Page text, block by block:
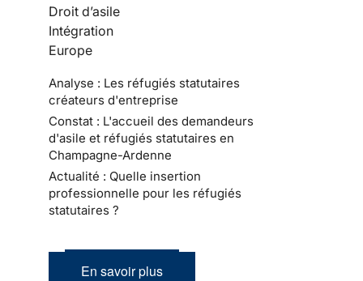
Droit d’asile
Intégration
Europe
Analyse : Les réfugiés statutaires
créateurs d'entreprise
Constat : L'accueil des demandeurs
d'asile et réfugiés statutaires en
Champagne-Ardenne
Actualité : Quelle insertion
professionnelle pour les réfugiés
statutaires ?
En savoir plus